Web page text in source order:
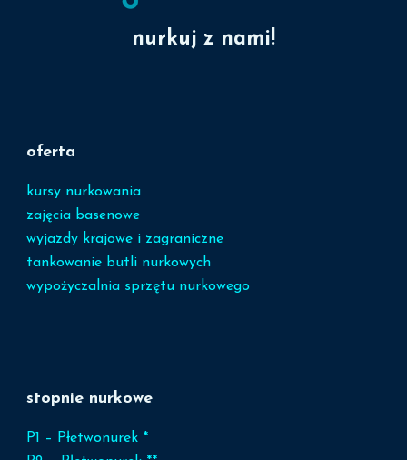
nurkuj z nami!
oferta
kursy nurkowania
zajęcia basenowe
wyjazdy krajowe i zagraniczne
tankowanie butli nurkowych
wypożyczalnia sprzętu nurkowego
stopnie nurkowe
P1 – Płetwonurek *